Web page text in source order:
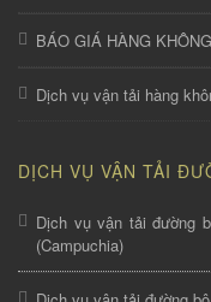
BÁO GIÁ HÀNG
Dịch vụ vận tải hàng
DỊCH VỤ VẬN TẢI
Dịch vụ vận tải đường
(Campuchia)